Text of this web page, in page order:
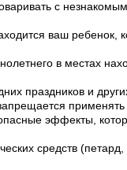
с
ваш ребенок,
в местах
праздников и
применять
эффекты,
средств